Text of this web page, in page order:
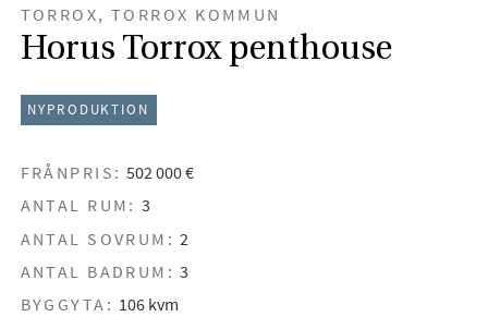
TORROX, TORROX KOMMUN
Horus Torrox penthouse
NYPRODUKTION
FRÅNPRIS: 502 000 €
ANTAL RUM: 3
ANTAL SOVRUM: 2
ANTAL BADRUM: 3
BYGGYTA: 106 kvm